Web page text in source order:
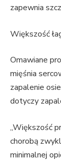
zapewnia
Większość
Omawiane
mięśnia
zapalenie
dotyczy
„Większość
chorobą
minimalnej